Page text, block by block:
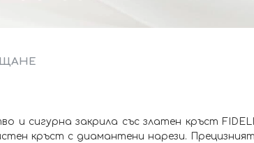
и сигурна закрила със златен кръст
кръст с диамантени нарези.